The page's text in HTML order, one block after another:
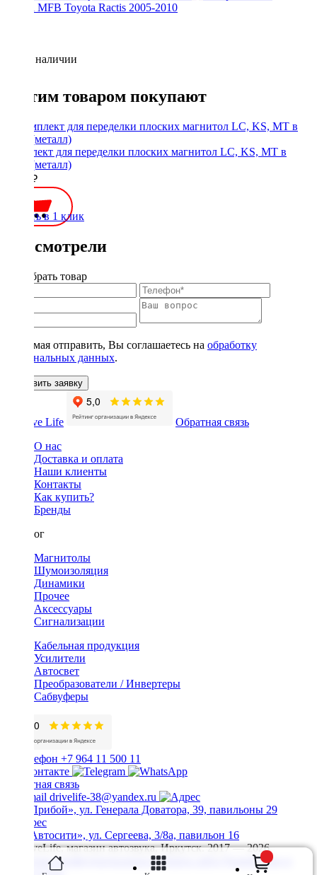
Рамка MFB Toyota Ractis 2005-2010
Нет в наличии
С этим товаром покупают
Комплект для переделки плоских магнитол LC, KS, MT в
1Din (металл)
1900 ₽
Купить в 1 клик
Вы смотрели
Подобрать товар
Нажимая отправить, Вы соглашаетесь на обработку
персональных данных.
Оставить заявку
Обратная связь
О нас
Доставка и оплата
Наши клиенты
Контакты
Как купить?
Бренды
Каталог
Магнитолы
Шумоизоляция
Динамики
Прочее
Аксессуары
Сигнализации
Кабельная продукция
Усилители
Автосвет
Преобразователи / Инвертеры
Сабвуферы
+7 964 11 500 11
Обратная связь
drivelife-38@yandex.ru
ТЦ «Прибой», ул. Генерала Доватора, 39, павильоны 29
ТЦ «Автосити», ул. Сергеева, 3/8а, павильон 16
© DriveLife, магазин автозвука, Иркутск. 2017 — 2026
Политика конфиденциальности Карта сайта
Разработано в